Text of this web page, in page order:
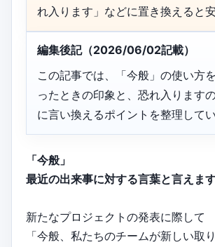
れ入ります」などに置き換えると安
編集後記（2026/06/02記載）
この記事では、「今般」の使い方
ったときの印象と、恐れ入ります
に言い換えるポイントを整理してい
「今般」
最近の出来事に対する言葉と言えます
新たなプロジェクトの発表に際して
「今般、私たちのチームが新しい取